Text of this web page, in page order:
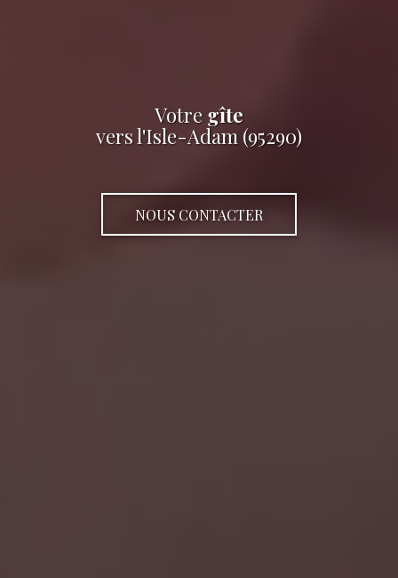
Votre gîte
vers l'Isle-Adam (95290)
NOUS CONTACTER